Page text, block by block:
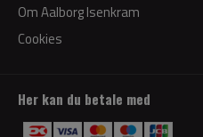
Om Aalborg Isenkram
Cookies
Her kan du betale med